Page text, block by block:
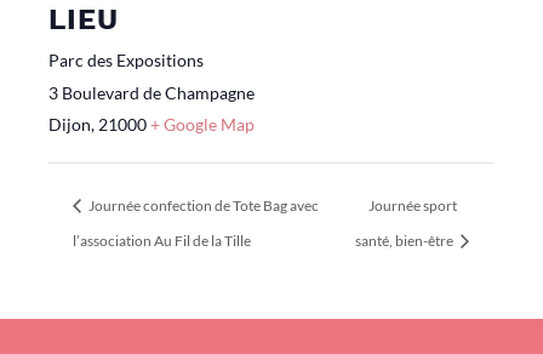
LIEU
Parc des Expositions
3 Boulevard de Champagne
Dijon, 21000+ Google Map
Journée confection de Tote Bag avec
l’association Au Fil de la Tille
Journée sport
santé, bien-être